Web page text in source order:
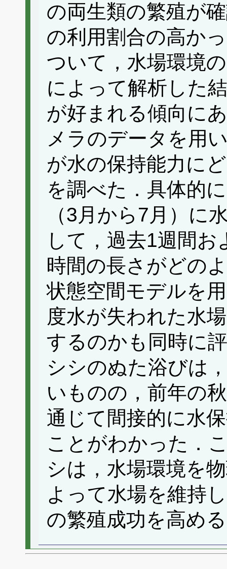
の両生類の繁殖が
の利用割合の高か
ついて，水場環境
によって解析した
が好まれる傾向に
メラのデータを用
が水の保持能力に
を調べた．具体的
（3月から7月）に
して，過去1週間
時間の長さがどの
状態空間モデルを
度水が失われた水
するのかも同時に
シシのぬた浴びは
いものの，前年の
通じて間接的に水
ことがわかった．
シは，水場環境を
よって水場を維持
の繁殖成功を高め